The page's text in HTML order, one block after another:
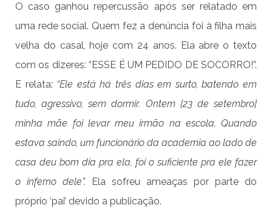
O caso ganhou repercussão após ser relatado em
uma rede social. Quem fez a denúncia foi à filha mais
velha do casal, hoje com 24 anos. Ela abre o texto
com os dizeres: “ESSE É UM PEDIDO DE SOCORRO!”.
E relata: “Ele está há três dias em surto, batendo em
tudo, agressivo, sem dormir. Ontem [23 de setembro]
minha mãe foi levar meu irmão na escola. Quando
estava saindo, um funcionário da academia ao lado de
casa deu bom dia pra ela, foi o suficiente pra ele fazer
o inferno dele”. Ela sofreu ameaças por parte do
próprio ‘pai’ devido a publicação.